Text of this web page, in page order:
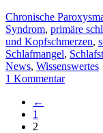
Chronische
Syndrom, primäre
und Kopfschmerzen,
Schlafmangel,
News, Wissenswertes
1 Kommentar
←
1
2